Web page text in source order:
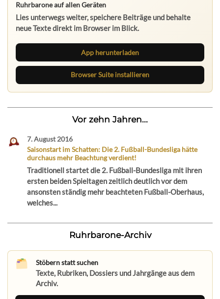
Ruhrbarone auf allen Geräten
Lies unterwegs weiter, speichere Beiträge und behalte
neue Texte direkt im Browser im Blick.
App herunterladen
Browser Suite installieren
Vor zehn Jahren...
7. August 2016
Saisonstart im Schatten: Die 2. Fußball-Bundesliga hätte
durchaus mehr Beachtung verdient!
Traditionell startet die 2. Fußball-Bundesliga mit ihren
ersten beiden Spieltagen zeitlich deutlich vor dem
ansonsten ständig mehr beachteten Fußball-Oberhaus,
welches...
Ruhrbarone-Archiv
Stöbern statt suchen
Texte, Rubriken, Dossiers und Jahrgänge aus dem
Archiv.